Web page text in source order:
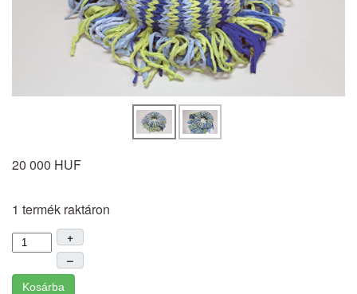
20 000 HUF
1 termék raktáron
+
–
Kosárba